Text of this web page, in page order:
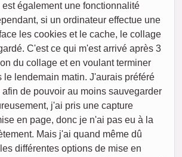
également une fonctionnalité
si un ordinateur effectue une
les cookies et le cache, le collage
C'est ce qui m'est arrivé après 3
du collage et en voulant terminer
le lendemain matin. J'aurais préféré
de pouvoir au moins sauvegarder
j'ai pris une capture
en page, donc je n'ai pas eu à la
Mais j'ai quand même dû
différentes options de mise en